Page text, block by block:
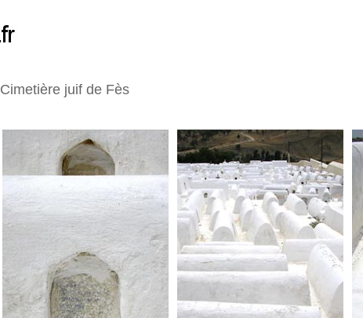
Cimetière juif de Fès